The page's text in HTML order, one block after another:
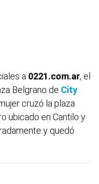
a 0221.com.ar, el
Belgrano de City
cruzó la plaza
ubicado en Cantilo y
y quedó